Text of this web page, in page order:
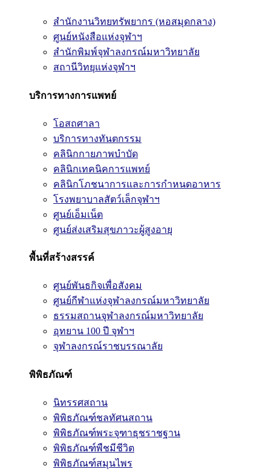
สำนักงานวิทยทรัพยากร (หอสมุดกลาง)
ศูนย์หนังสือแห่งจุฬาฯ
สำนักพิมพ์จุฬาลงกรณ์มหาวิทยาลัย
สถานีวิทยุแห่งจุฬาฯ
บริการทางการแพทย์
โอสถศาลา
บริการทางทันตกรรม
คลินิกกายภาพบำบัด
คลินิกเทคนิคการแพทย์
คลินิกโภชนาการและการกำหนดอาหาร
โรงพยาบาลสัตว์เล็กจุฬาฯ
ศูนย์เอ็มเน็ต
ศูนย์ส่งเสริมสุขภาวะผู้สูงอายุ
พื้นที่สร้างสรรค์
ศูนย์พันธกิจเพื่อสังคม
ศูนย์กีฬาแห่งจุฬาลงกรณ์มหาวิทยาลัย
ธรรมสถานจุฬาลงกรณ์มหาวิทยาลัย
อุทยาน 100 ปี จุฬาฯ
จุฬาลงกรณ์ราชบรรณาลัย
พิพิธภัณฑ์
นิทรรศสถาน
พิพิธภัณฑ์ชลทัศนสถาน
พิพิธภัณฑ์พระจุฑาธุชราชฐาน
พิพิธภัณฑ์พืชมีชีวิต
พิพิธภัณฑ์สมุนไพร